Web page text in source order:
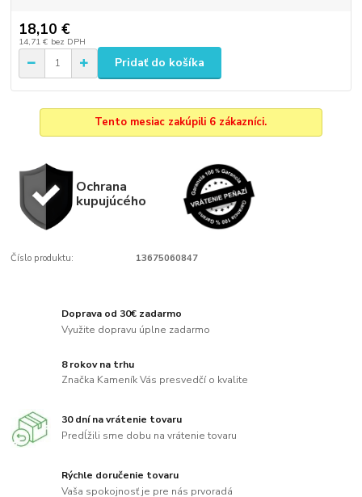
18,10 €
14,71 € bez DPH
Pridať do košíka
Tento mesiac zakúpili 6 zákazníci.
Ochrana
kupujúcého
Číslo produktu: 13675060847
Doprava od 30€ zadarmo
Využite dopravu úplne zadarmo
8 rokov na trhu
Značka Kameník Vás presvedčí o kvalite
30 dní na vrátenie tovaru
Predĺžili sme dobu na vrátenie tovaru
Rýchle doručenie tovaru
Vaša spokojnosť je pre nás prvoradá